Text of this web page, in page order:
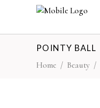
POINTY BALL
Home / Beauty /